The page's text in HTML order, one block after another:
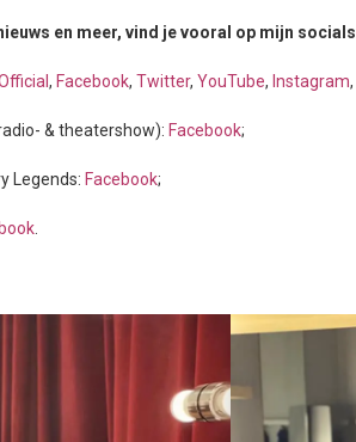
en meer, vind je vooral op mijn socials
, Facebook, Twitter, YouTube, Instagram,
& theatershow): Facebook;
Legends: Facebook;